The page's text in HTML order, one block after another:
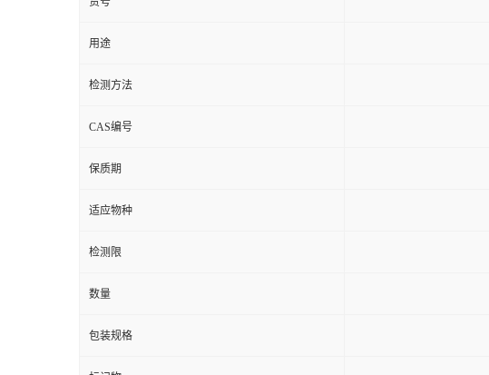
用途
检测方法
CAS编号
保质期
适应物种
检测限
数量
包装规格